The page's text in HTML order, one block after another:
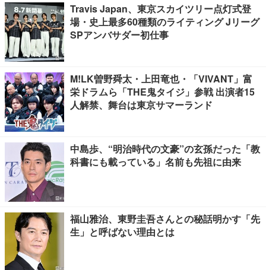
Travis Japan、東京スカイツリー点灯式登
場・史上最多60種類のライティング Jリーグ
SPアンバサダー初仕事
M!LK曽野舜太・上田竜也・「VIVANT」富
栄ドラムら「THE鬼タイジ」参戦 出演者15
人解禁、舞台は東京サマーランド
中島歩、“明治時代の文豪”の玄孫だった「教
科書にも載っている」名前も先祖に由来
福山雅治、東野圭吾さんとの秘話明かす「先
生」と呼ばない理由とは